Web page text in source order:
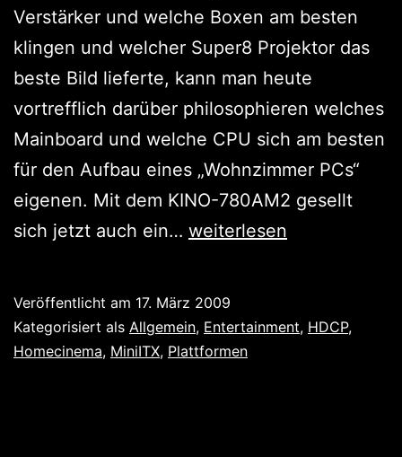
Verstärker und welche Boxen am besten
klingen und welcher Super8 Projektor das
beste Bild lieferte, kann man heute
vortrefflich darüber philosophieren welches
Mainboard und welche CPU sich am besten
für den Aufbau eines „Wohnzimmer PCs“
eigenen. Mit dem KINO-780AM2 gesellt
sich jetzt auch ein… HiFi
Jahrhunderts:
Home
weiterlesen
Veröffentlicht am 17. März 2009
Kategorisiert als Allgemein, Entertainment, HDCP,
Homecinema, MiniITX, Plattformen